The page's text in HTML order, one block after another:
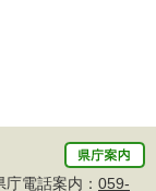
電話案内： 059-